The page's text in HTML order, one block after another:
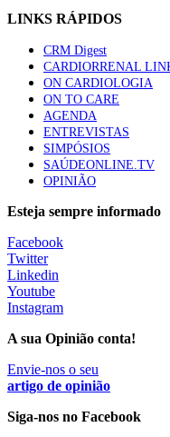
Trodelvy
mama triplo
elegíveis para
61 visualizações
MAIS NOTÍCIAS
Escola Anual Virtual de
14 Set, 2022
2º Update de Diabetes.
LINKS RÁPIDOS
CRM Digest
CARDIORRENAL
ON CARDIOLOGIA
ON TO CARE
AGENDA
ENTREVISTAS
SIMPÓSIOS
SAÚDEONLINE.TV
OPINIÃO
Esteja sempre informado
Facebook
Twitter
Linkedin
Youtube
Instagram
A sua Opinião conta!
Envie-nos o seu
artigo de opinião
Siga-nos no Facebook